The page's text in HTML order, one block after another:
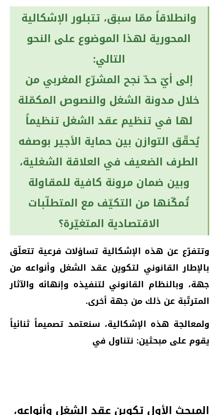
وانطلاقاً ممّا سبق، تتبلور الإشكالية
المحورية لهذا الموضوع على النحو
التالي:
إلى أيّ حدّ نجح المشرّع المغربي من
خلال مدونة الشغل والنصوص المكمّلة
لها في تنظيم عقد الشغل تنظيماً
يُحقّق التوازن بين حماية الأجير بوصفه
الطرف الضعيف في العلاقة الشغلية،
وبين ضمان مرونة كافية للمقاولة
تُمكّنها من التكيّف مع المتطلّبات
الاقتصادية المتغيّرة؟
وتتفرّع عن هذه الإشكالية تساؤلات فرعية تتعلّق
بالإطار القانوني لتكوين عقد الشغل وأنواعه من
جهة، وبالنظام القانوني لتنفيذه وإنهائه والآثار
المترتّبة عن ذلك من جهة أخرى.
ولمعالجة هذه الإشكالية، سنعتمد تصميماً ثنائياً
يقوم على مبحثين: نتناول في
المبحث الأول تكوين عقد الشغل وأنواعه،